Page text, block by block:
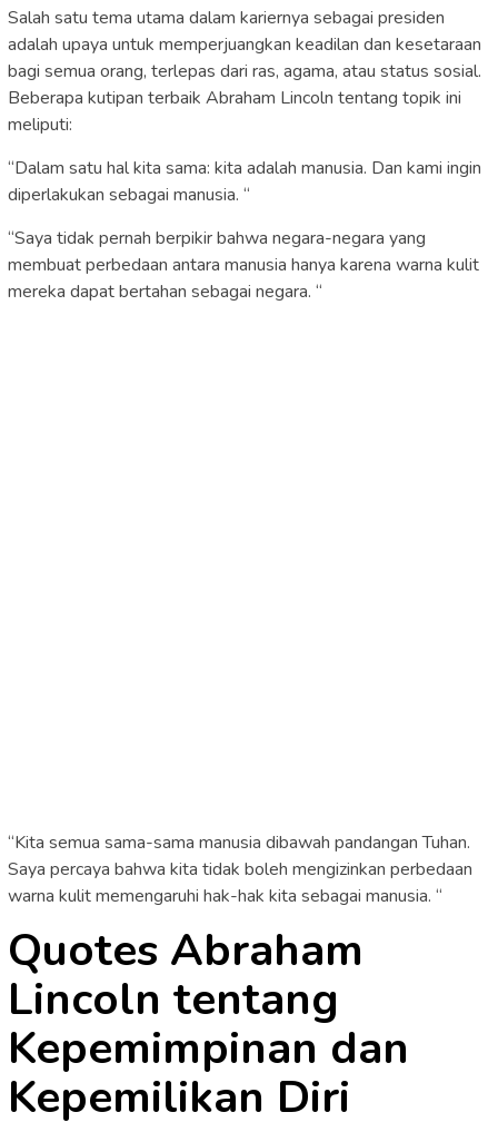
Salah satu tema utama dalam kariernya sebagai presiden
adalah upaya untuk memperjuangkan keadilan dan kesetaraan
bagi semua orang, terlepas dari ras, agama, atau status sosial.
Beberapa kutipan terbaik Abraham Lincoln tentang topik ini
meliputi:
“Dalam satu hal kita sama: kita adalah manusia. Dan kami ingin
diperlakukan sebagai manusia. “
“Saya tidak pernah berpikir bahwa negara-negara yang
membuat perbedaan antara manusia hanya karena warna kulit
mereka dapat bertahan sebagai negara. “
“Kita semua sama-sama manusia dibawah pandangan Tuhan.
Saya percaya bahwa kita tidak boleh mengizinkan perbedaan
warna kulit memengaruhi hak-hak kita sebagai manusia. “
Quotes Abraham
Lincoln tentang
Kepemimpinan dan
Kepemilikan Diri